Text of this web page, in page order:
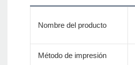
Nombre del producto
Método de impresión